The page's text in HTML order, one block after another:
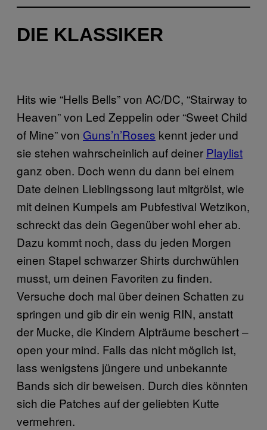
DIE KLASSIKER
Hits wie “Hells Bells” von AC/DC, “Stairway to
Heaven” von Led Zeppelin oder “Sweet Child
of Mine” von Guns’n’Roses kennt jeder und
sie stehen wahrscheinlich auf deiner Playlist
ganz oben. Doch wenn du dann bei einem
Date deinen Lieblingssong laut mitgrölst, wie
mit deinen Kumpels am Pubfestival Wetzikon,
schreckt das dein Gegenüber wohl eher ab.
Dazu kommt noch, dass du jeden Morgen
einen Stapel schwarzer Shirts durchwühlen
musst, um deinen Favoriten zu finden.
Versuche doch mal über deinen Schatten zu
springen und gib dir ein wenig RIN, anstatt
der Mucke, die Kindern Alpträume beschert –
open your mind. Falls das nicht möglich ist,
lass wenigstens jüngere und unbekannte
Bands sich dir beweisen. Durch dies könnten
sich die Patches auf der geliebten Kutte
vermehren.